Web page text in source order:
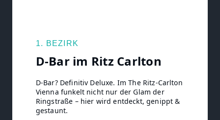
1. BEZIRK
D-Bar im Ritz Carlton
D-Bar? Definitiv Deluxe. Im The Ritz-Carlton
Vienna funkelt nicht nur der Glam der
Ringstraße – hier wird entdeckt, genippt &
gestaunt.